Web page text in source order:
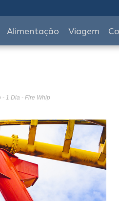
Alimentação Viagem
1 Dia - Fire Whip